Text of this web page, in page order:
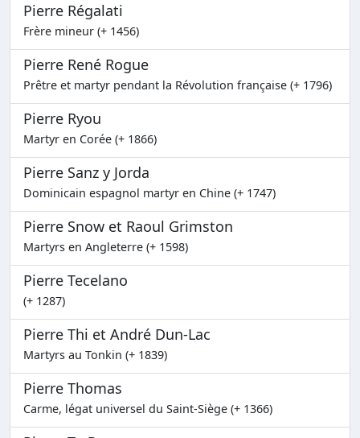
Pierre Régalati
Frère mineur (+ 1456)
Pierre René Rogue
Prêtre et martyr pendant la Révolution française (+ 1796)
Pierre Ryou
Martyr en Corée (+ 1866)
Pierre Sanz y Jorda
Dominicain espagnol martyr en Chine (+ 1747)
Pierre Snow et Raoul Grimston
Martyrs en Angleterre (+ 1598)
Pierre Tecelano
(+ 1287)
Pierre Thi et André Dun-Lac
Martyrs au Tonkin (+ 1839)
Pierre Thomas
Carme, légat universel du Saint-Siège (+ 1366)